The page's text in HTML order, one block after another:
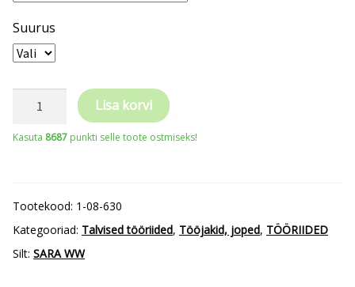
Suurus
SARA
kogus
Lisa korvi
Kasuta 8687 punkti selle toote ostmiseks!
Tootekood: 1-08-630
Kategooriad: Talvised tööriided, Tööjakid, joped, TÖÖRIIDED
Silt: SARA WW